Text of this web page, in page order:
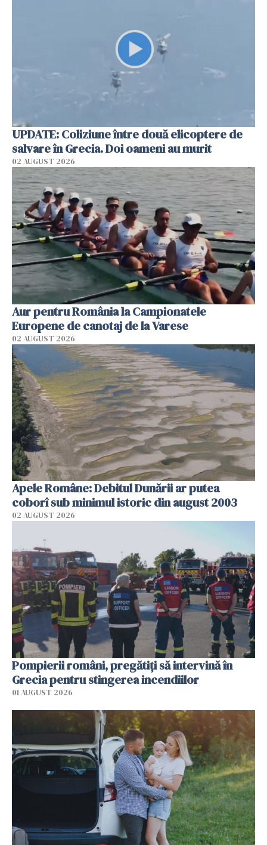
UPDATE: Coliziune între două elicoptere de
salvare în Grecia. Doi oameni au murit
02 AUGUST 2026
Aur pentru România la Campionatele
Europene de canotaj de la Varese
02 AUGUST 2026
Apele Române: Debitul Dunării ar putea
coborî sub minimul istoric din august 2003
02 AUGUST 2026
Pompierii români, pregătiţi să intervină în
Grecia pentru stingerea incendiilor
01 AUGUST 2026